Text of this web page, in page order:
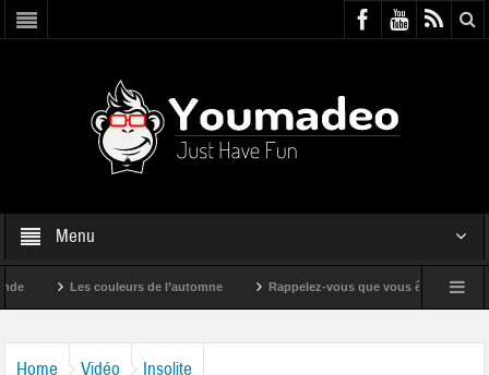
Menu
Les couleurs de l’automne Rappelez-vous que vous êtes super !
Home Vidéo Insolite